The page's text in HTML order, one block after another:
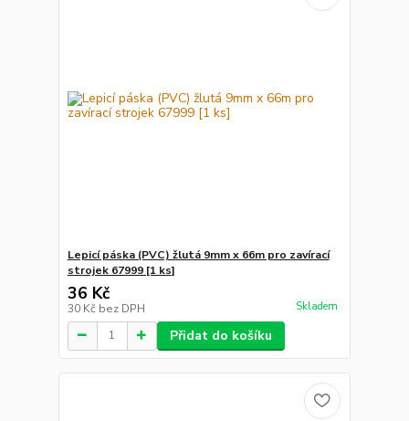
Lepicí páska (PVC) žlutá 9mm x 66m pro zavírací
strojek 67999 [1 ks]
36 Kč
30 Kč bez DPH Skladem
Přidat do košíku